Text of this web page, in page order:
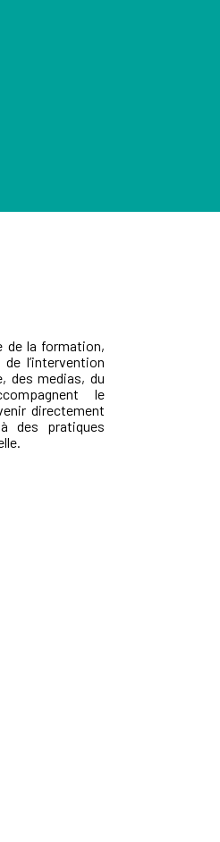
de la formation,
l’intervention
des medias, du
le
directement
des pratiques